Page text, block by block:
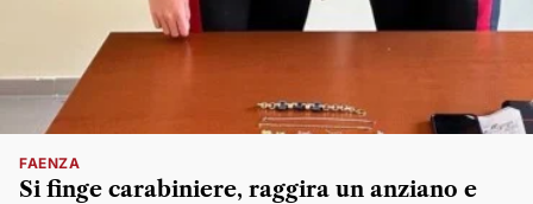
FAENZA
Si finge carabiniere, raggira un anziano e